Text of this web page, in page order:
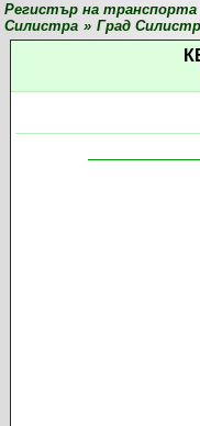
Регистър на транспорта
Силистра » Град